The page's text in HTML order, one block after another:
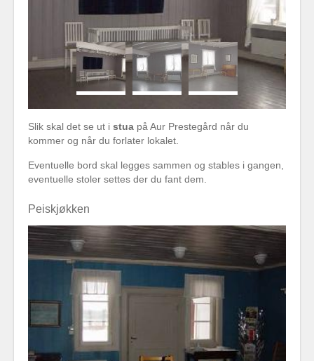
Slik skal det se ut i stua på Aur Prestegård når du
kommer og når du forlater lokalet.
Eventuelle bord skal legges sammen og stables i gangen,
eventuelle stoler settes der du fant dem.
Peiskjøkken